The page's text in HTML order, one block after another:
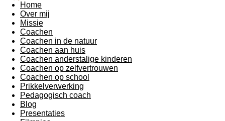
Home
Over mij
Missie
Coachen
Coachen in de natuur
Coachen aan huis
Coachen anderstalige kinderen
Coachen op zelfvertrouwen
Coachen op school
Prikkelverwerking
Pedagogisch coach
Blog
Presentaties